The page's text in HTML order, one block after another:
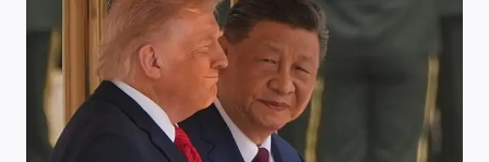
MILITAIRE
AANVAL
OP
IRAN
DOOR
TRUMP